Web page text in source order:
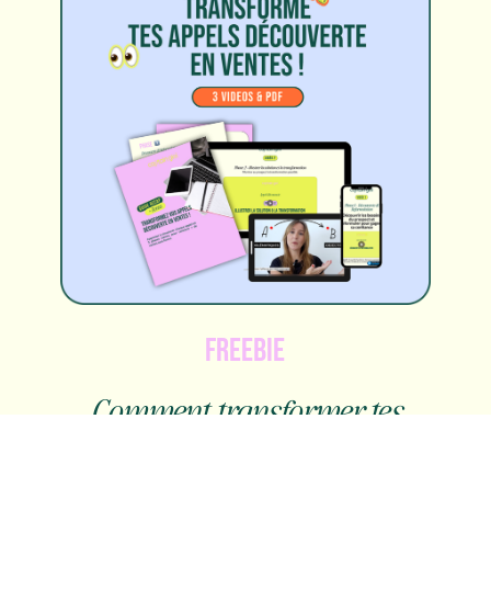
FREEBIE
Comment transformer tes